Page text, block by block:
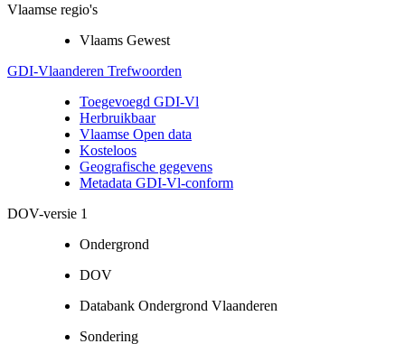
Vlaamse regio's
Vlaams Gewest
GDI-Vlaanderen Trefwoorden
Toegevoegd GDI-Vl
Herbruikbaar
Vlaamse Open data
Kosteloos
Geografische gegevens
Metadata GDI-Vl-conform
DOV-versie 1
Ondergrond
DOV
Databank Ondergrond Vlaanderen
Sondering